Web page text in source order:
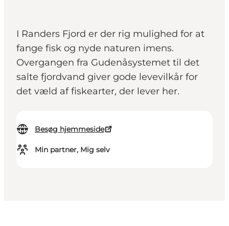
I Randers Fjord er der rig mulighed for at
fange fisk og nyde naturen imens.
Overgangen fra Gudenåsystemet til det
salte fjordvand giver gode levevilkår for
det væld af fiskearter, der lever her.
Besøg hjemmeside
Min partner, Mig selv